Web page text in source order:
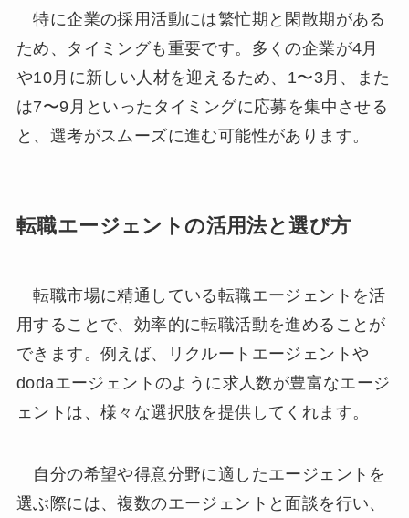
特に企業の採用活動には繁忙期と閑散期がある
ため、タイミングも重要です。多くの企業が4月
や10月に新しい人材を迎えるため、1〜3月、また
は7〜9月といったタイミングに応募を集中させる
と、選考がスムーズに進む可能性があります。
転職エージェントの活用法と選び方
転職市場に精通している転職エージェントを活
用することで、効率的に転職活動を進めることが
できます。例えば、リクルートエージェントや
dodaエージェントのように求人数が豊富なエージ
ェントは、様々な選択肢を提供してくれます。
自分の希望や得意分野に適したエージェントを
選ぶ際には、複数のエージェントと面談を行い、